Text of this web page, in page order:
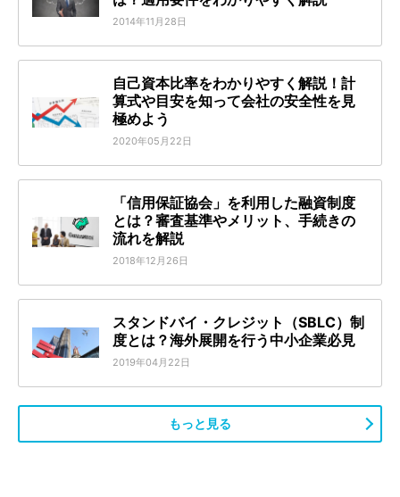
2014年11月28日
自己資本比率をわかりやすく解説！計
算式や目安を知って会社の安全性を見
極めよう
2020年05月22日
「信用保証協会」を利用した融資制度
とは？審査基準やメリット、手続きの
流れを解説
2018年12月26日
スタンドバイ・クレジット（SBLC）制
度とは？海外展開を行う中小企業必見
2019年04月22日
もっと見る